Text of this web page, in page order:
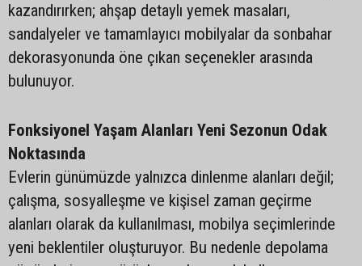
kazandırırken; ahşap detaylı yemek masaları,
sandalyeler ve tamamlayıcı mobilyalar da sonbahar
dekorasyonunda öne çıkan seçenekler arasında
bulunuyor.
Fonksiyonel Yaşam Alanları Yeni Sezonun Odak
Noktasında
Evlerin günümüzde yalnızca dinlenme alanları değil;
çalışma, sosyalleşme ve kişisel zaman geçirme
alanları olarak da kullanılması, mobilya seçimlerinde
yeni beklentiler oluşturuyor. Bu nedenle depolama